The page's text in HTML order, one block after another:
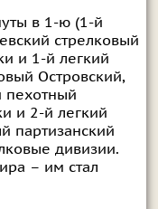
в 1-ю (1-й
стрелковый
и 1-й легкий
Островский,
пехотный
и 2-й легкий
партизанский
дивизии.
– им стал